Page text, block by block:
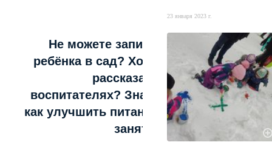
Не можете записать
ребёнка в сад? Хотите
рассказать о
воспитателях? Знаете,
как улучшить питание и
занятия?
23 января 2023 г.